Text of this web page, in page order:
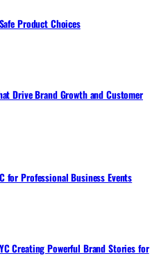
Product Choices
Drive Brand Growth and Customer
for Professional Business Events
Creating Powerful Brand Stories for